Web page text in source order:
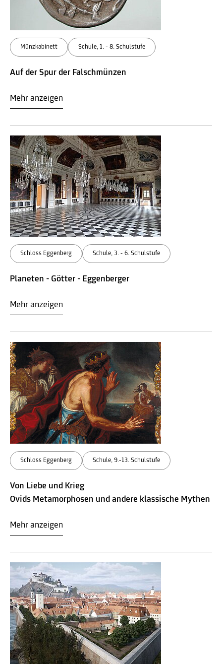
Münzkabinett Schule, 1. - 8. Schulstufe
Auf der Spur der Falschmünzen
Mehr anzeigen
Schloss Eggenberg Schule, 3. - 6. Schulstufe
Planeten - Götter - Eggenberger
Mehr anzeigen
Schloss Eggenberg Schule, 9.-13. Schulstufe
Von Liebe und Krieg
Ovids Metamorphosen und andere klassische Mythen
Mehr anzeigen